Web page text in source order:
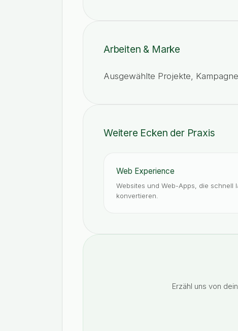
Arbeiten & Marke
Ausgewählte Projekte,
Weitere Ecken der Praxis
Web Experience
Websites und Web-Apps, die schnell
konvertieren.
Erzähl uns von